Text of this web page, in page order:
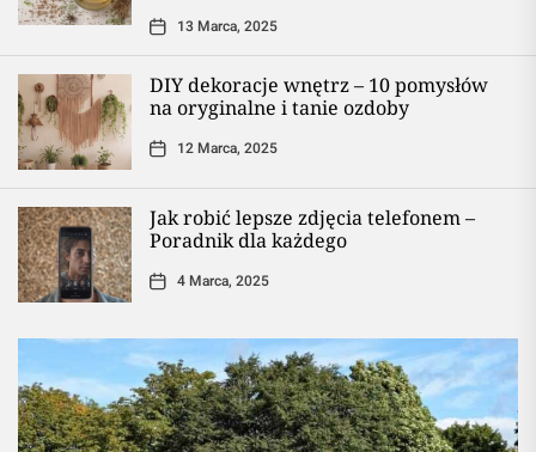
13 Marca, 2025
DIY dekoracje wnętrz – 10 pomysłów
na oryginalne i tanie ozdoby
12 Marca, 2025
Jak robić lepsze zdjęcia telefonem –
Poradnik dla każdego
4 Marca, 2025